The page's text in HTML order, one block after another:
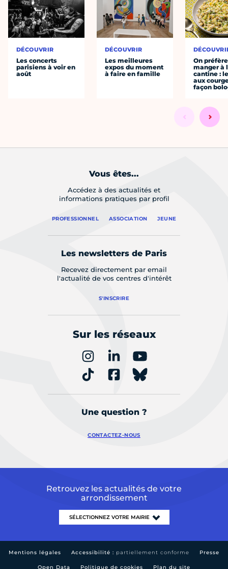
DÉCOUVRIR
Les concerts
parisiens à voir en
août
DÉCOUVRIR
Les meilleures
expos du moment
à faire en famille
On préfère
manger à
cantine :
aux
façon
Vous êtes...
Accédez à des actualités et
informations pratiques par profil
PROFESSIONNEL ASSOCIATION JEUNE
Les newsletters de Paris
Recevez directement par email
l'actualité de vos centres d'intérêt
S'INSCRIRE
Sur les réseaux
Une question ?
CONTACTEZ-NOUS
Retrouvez les actualités de votre
arrondissement
Mentions légales Accessibilité : partiellement conforme Presse
Open Data Politique de cookies Plan du site